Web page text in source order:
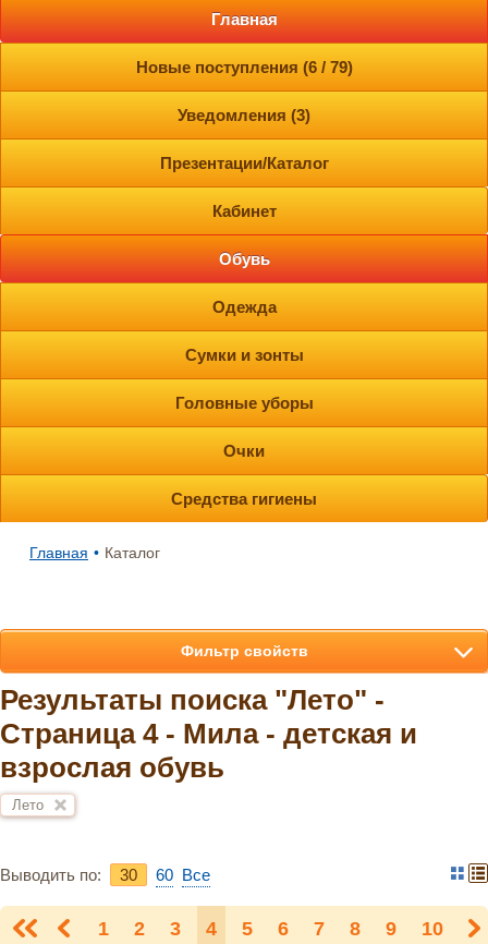
Главная
Новые поступления (6 / 79)
Уведомления (3)
Презентации/Каталог
Кабинет
Обувь
Одежда
Сумки и зонты
Головные уборы
Очки
Средства гигиены
Главная • Каталог
Результаты поиска "Лето" -
Страница 4 - Мила - детская и
взрослая обувь
Лето
Выводить по: 30 60 Bce
1 2 3 4 5 6 7 8 9 10
Фильтр свойств